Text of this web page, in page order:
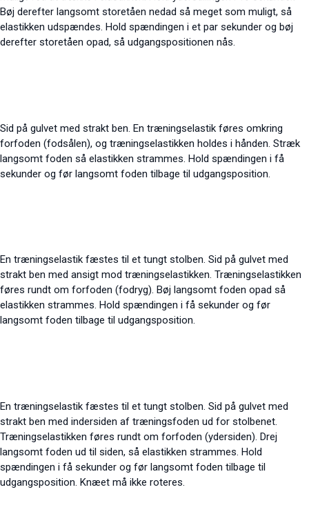
Bøj derefter langsomt storetåen nedad så meget som muligt, så
elastikken udspændes. Hold spændingen i et par sekunder og bøj
derefter storetåen opad, så udgangspositionen nås.
Sid på gulvet med strakt ben. En træningselastik føres omkring
forfoden (fodsålen), og træningselastikken holdes i hånden. Stræk
langsomt foden så elastikken strammes. Hold spændingen i få
sekunder og før langsomt foden tilbage til udgangsposition.
En træningselastik fæstes til et tungt stolben. Sid på gulvet med
strakt ben med ansigt mod træningselastikken. Træningselastikken
føres rundt om forfoden (fodryg). Bøj langsomt foden opad så
elastikken strammes. Hold spændingen i få sekunder og før
langsomt foden tilbage til udgangsposition.
En træningselastik fæstes til et tungt stolben. Sid på gulvet med
strakt ben med indersiden af træningsfoden ud for stolbenet.
Træningselastikken føres rundt om forfoden (ydersiden). Drej
langsomt foden ud til siden, så elastikken strammes. Hold
spændingen i få sekunder og før langsomt foden tilbage til
udgangsposition. Knæet må ikke roteres.